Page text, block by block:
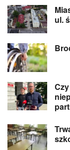
ul.